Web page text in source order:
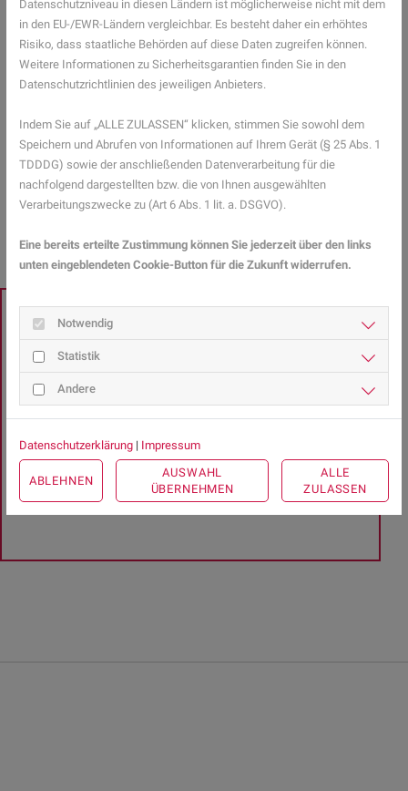
verletzt werden. Pilze und Bakterien können so leichter in die Haut
eindringen und zu Entzündungen und Infektionen führen. Wer unter
extremen Juckreiz leidet und trotz den oben genannten Tipps keine
Besserung verspürt, solle eine Hautärztin oder einen Hautarzt
Juckreiz meist rasch lindern.
Mehr Gesundheitsinformationen zum Thema Diabetes finden Sie
EXPERTENSUCHE
Sie haben Fragen zu
Gesundheitsthemen?
beraten Sie gerne.
Hier gelangen Sie zur Expertensuche.
Datenschutzniveau in diesen Ländern ist möglicherweise nicht mit dem
in den EU-/EWR-Ländern vergleichbar. Es besteht daher ein erhöhtes
Risiko, dass staatliche Behörden auf diese Daten zugreifen können.
Weitere Informationen zu Sicherheitsgarantien finden Sie in den
Datenschutzrichtlinien des jeweiligen Anbieters.
Indem Sie auf „ALLE ZULASSEN“ klicken, stimmen Sie sowohl dem
Speichern und Abrufen von Informationen auf Ihrem Gerät (§ 25 Abs. 1
TDDDG) sowie der anschließenden Datenverarbeitung für die
nachfolgend dargestellten bzw. die von Ihnen ausgewählten
Verarbeitungszwecke zu (Art 6 Abs. 1 lit. a. DSGVO).
Eine bereits erteilte Zustimmung können Sie jederzeit über den links
unten eingeblendeten Cookie-Button für die Zukunft widerrufen.
Notwendig
Statistik
Andere
Datenschutzerklärung | Impressum
ABLEHNEN
AUSWAHL
ÜBERNEHMEN
ALLE
ZULASSEN